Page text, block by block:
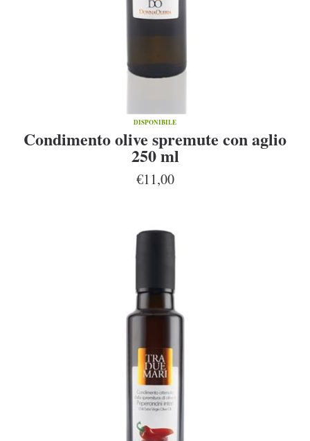
DISPONIBILE
Condimento olive spremute con aglio
250 ml
€11,00